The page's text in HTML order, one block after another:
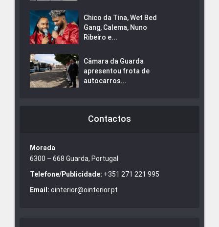
Chico da Tina, Wet Bed
Gang, Calema, Nuno
Ribeiro e...
Câmara da Guarda
apresentou frota de
autocarros...
Contactos
Morada
6300 – 668 Guarda, Portugal
Telefone/Publicidade: +351 271 221 995
Email: ointerior@ointerior.pt